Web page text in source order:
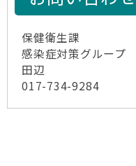
保健衛生課
感染症対策グループ
田辺
017-734-9284